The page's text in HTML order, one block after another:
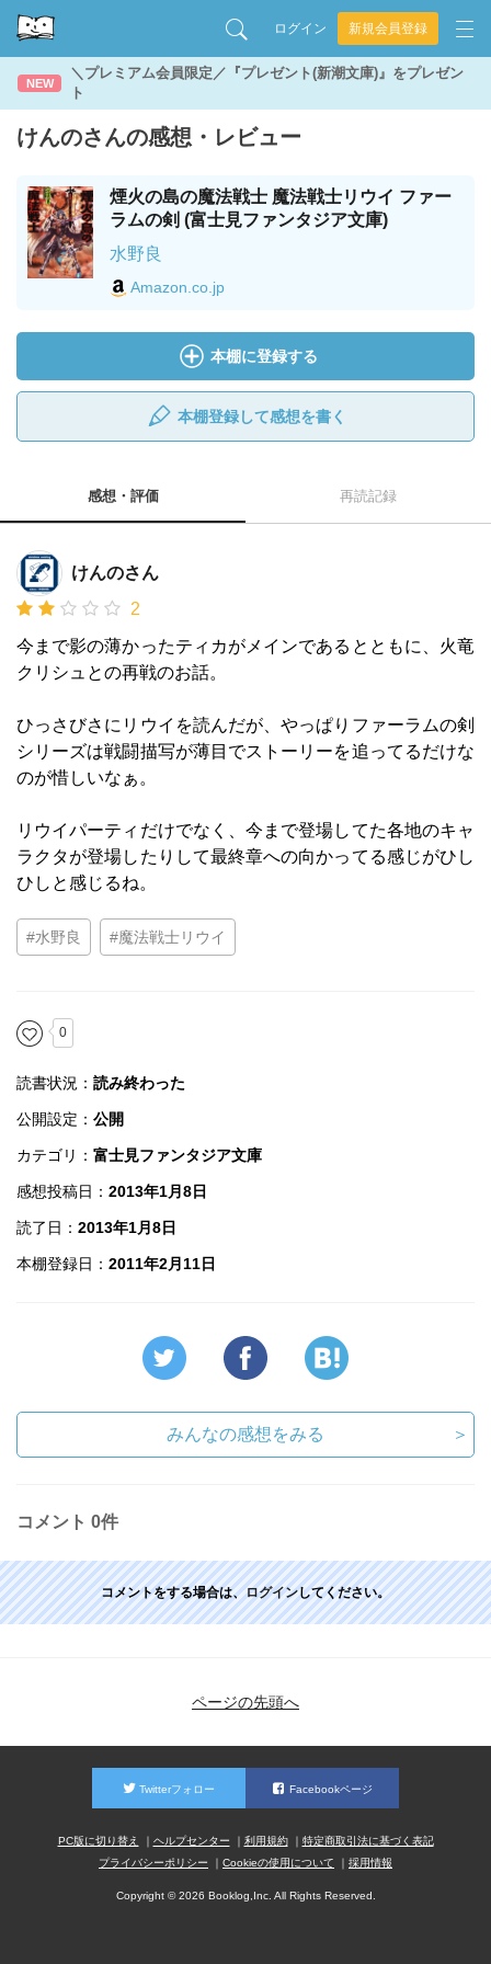
ログイン 新規会員登録
NEW
＼プレミアム会員限定／『プレゼント(新潮文庫)』をプレゼン
ト
けんのさんの感想・レビュー
煙火の島の魔法戦士 魔法戦士リウイ ファー
ラムの剣 (富士見ファンタジア文庫)
水野良
Amazon.co.jp
本棚に登録する
本棚登録して感想を書く
感想・評価 再読記録
けんのさん
2
今まで影の薄かったティカがメインであるとともに、火竜
クリシュとの再戦のお話。
ひっさびさにリウイを読んだが、やっぱりファーラムの剣
シリーズは戦闘描写が薄目でストーリーを追ってるだけな
のが惜しいなぁ。
リウイパーティだけでなく、今まで登場してた各地のキャ
ラクタが登場したりして最終章への向かってる感じがひし
ひしと感じるね。
#水野良 #魔法戦士リウイ
0
読書状況： 読み終わった
公開設定： 公開
カテゴリ： 富士見ファンタジア文庫
感想投稿日： 2013年1月8日
読了日： 2013年1月8日
本棚登録日： 2011年2月11日
みんなの感想をみる ＞
コメント 0件
コメントをする場合は、ログインしてください。
ページの先頭へ
Twitterフォロー Facebookページ
PC版に切り替え ヘルプセンター 利用規約
特定商取引法に基づく表記
プライバシーポリシー
Cookieの使用について 採用情報
Copyright © 2026 Booklog,Inc. All Rights Reserved.